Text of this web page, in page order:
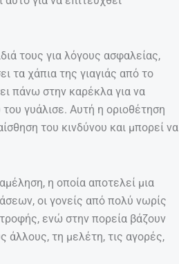
τους για λόγους ασφαλείας,
τα χάπια της γιαγιάς από το
πάνω στην καρέκλα για να
γυάλισε. Αυτή η οριοθέτηση
του κινδύνου και μπορεί να
η οποία αποτελεί μια
οι γονείς από πολύ νωρίς
ενώ στην πορεία βάζουν
άλλους, τη μελέτη, τις αγορές,